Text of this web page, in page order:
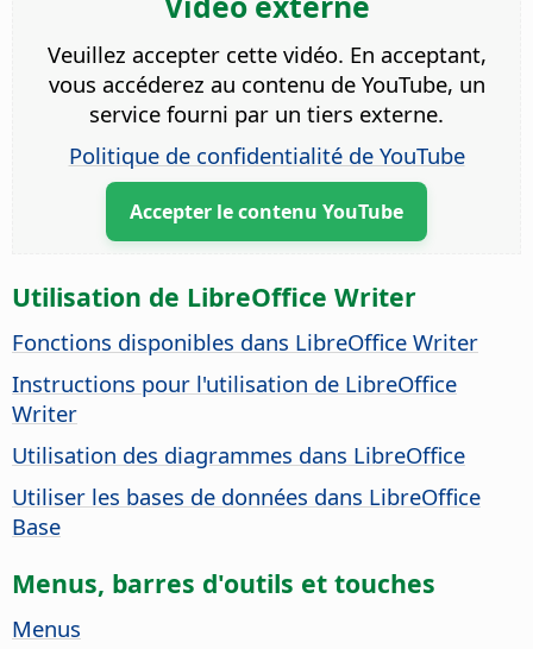
Veuillez accepter cette vidéo. En acceptant,
vous accéderez au contenu de YouTube, un
service fourni par un tiers externe.
Politique de confidentialité de YouTube
Accepter le contenu YouTube
Utilisation de LibreOffice Writer
Fonctions disponibles dans LibreOffice Writer
Instructions pour l'utilisation de LibreOffice
Writer
Utilisation des diagrammes dans LibreOffice
Utiliser les bases de données dans LibreOffice
Base
Menus, barres d'outils et touches
Menus